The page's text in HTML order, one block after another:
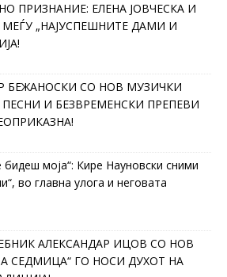
ПРИЗНАНИЕ: ЕЛЕНА ЈОВЧЕСКА И
„НАЈУСПЕШНИТЕ ДАМИ И
БЕЖАНОСКИ СО НОВ МУЗИЧКИ
И БЕЗВРЕМЕНСКИ ПРЕПЕВИ
бидеш моја“: Кире Науновски сними
во главна улога и неговата
АЛЕКСАНДАР ИЦОВ СО НОВ
СЕДМИЦА“ ГО НОСИ ДУХОТ НА